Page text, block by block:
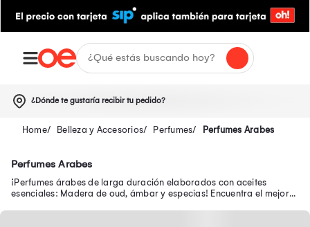
¿Dónde te gustaría recibir tu pedido?
Belleza y Accesorios Perfumes Perfumes Arabes
Perfumes Arabes
¡Perfumes árabes de larga duración elaborados con aceites
esenciales: Madera de oud, ámbar y especias! Encuentra el mejor